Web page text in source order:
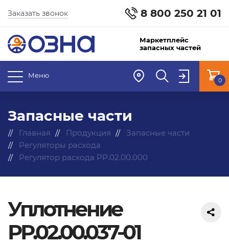
8 800 250 21 01
Заказать звонок
Маркетплейс
запасных частей
Меню
0
Запасные части
Главная Продукция
Запасные части
Регуляторы расхода
Регулятор расхода РР.02.00.000
Уплотнение
РР.02.00.037-01